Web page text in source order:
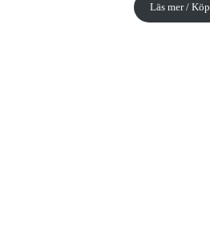
Läs mer / Köp